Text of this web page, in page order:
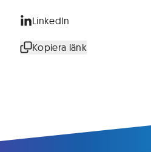
LinkedIn
Kopiera länk